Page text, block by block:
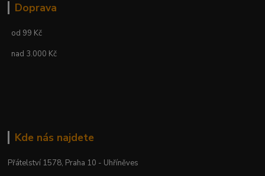
Doprava
od 99 Kč
nad 3.000 Kč
Kde nás najdete
Přátelství 1578, Praha 10 - Uhříněves